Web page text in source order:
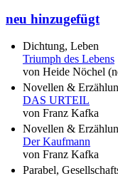
neu hinzugefügt
Dichtung, Leben
Triumph des Lebens
von Heide Nöchel
Novellen &
DAS URTEIL
von Franz Kafka
Novellen &
Der Kaufmann
von Franz Kafka
Parabel,